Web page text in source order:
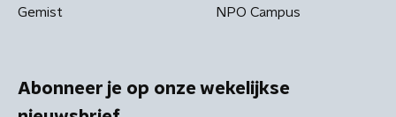
Gemist NPO Campus
Abonneer je op onze wekelijkse